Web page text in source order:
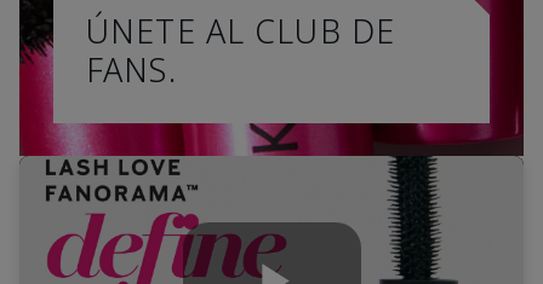
ÚNETE AL CLUB DE
FANS.